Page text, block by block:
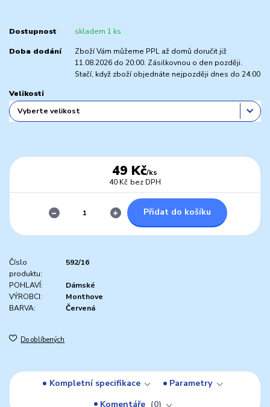
Dostupnost skladem 1 ks
Doba dodání
Zboží Vám můžeme PPL až domů doručit již
11.08.2026 do 20:00. Zásilkovnou o den později.
Stačí, když zboží objednáte nejpozději dnes do 24:00
Velikosti
49 Kč/ks
40 Kč bez DPH
Přidat do košíku
Číslo
produktu:
592/16
POHLAVÍ:
Dámské
VÝROBCI:
Monthove
BARVA:
Červená
Do oblíbených
Kompletní specifikace
Parametry
Komentáře
0